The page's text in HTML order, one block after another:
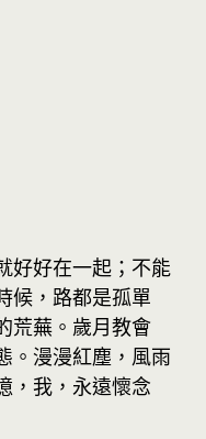
好好在一起；不能
候，路都是孤單
荒蕪。歲月教會
。漫漫紅塵，風雨
，我，永遠懷念